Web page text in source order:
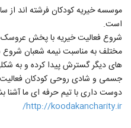
است.
شروع فعالیت خیریه با پخش
مختلف به مناسبت نیمه شعبان شروع
های دیگر گسترش پیدا کرده و به
جسمی و شادی روحی کودکان
دوست داری با تیم حرفه ای ما آشنا
http://koodakancharity.ir/